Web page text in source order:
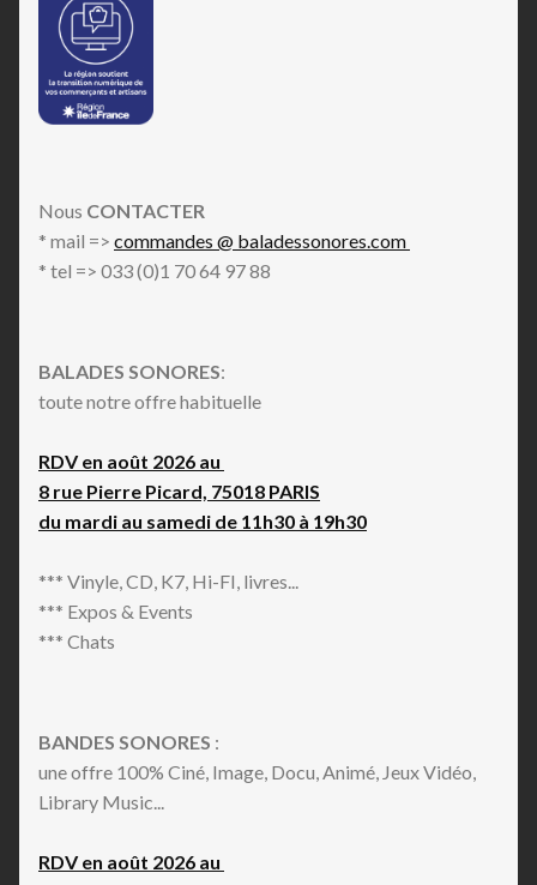
Nous CONTACTER
* mail => commandes @ baladessonores.com
* tel => 033 (0)1 70 64 97 88
BALADES SONORES:
toute notre offre habituelle
RDV en août 2026 au
8 rue Pierre Picard, 75018 PARIS
du mardi au samedi de 11h30 à 19h30
*** Vinyle, CD, K7, Hi-FI, livres...
*** Expos & Events
*** Chats
BANDES SONORES :
une offre 100% Ciné, Image, Docu, Animé, Jeux Vidéo,
Library Music...
RDV en août 2026 au